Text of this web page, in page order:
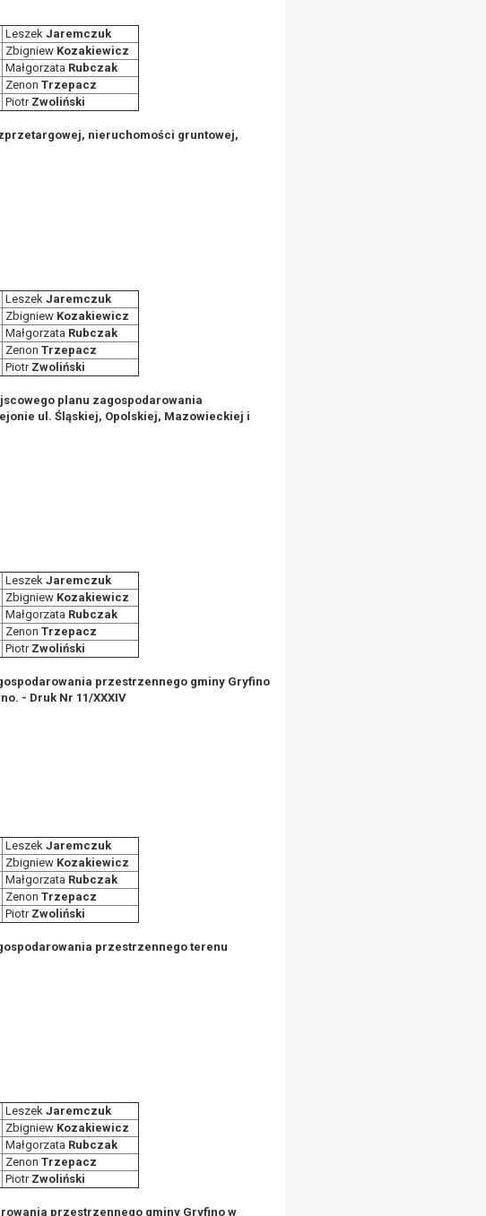
Leszek Jaremczuk
Zbigniew Kozakiewicz
Małgorzata Rubczak
Zenon Trzepacz
Piotr Zwoliński
nieruchomości gruntowej,
Leszek Jaremczuk
Zbigniew Kozakiewicz
Małgorzata Rubczak
Zenon Trzepacz
Piotr Zwoliński
planu zagospodarowania
ul. Śląskiej, Opolskiej, Mazowieckiej i
Leszek Jaremczuk
Zbigniew Kozakiewicz
Małgorzata Rubczak
Zenon Trzepacz
Piotr Zwoliński
przestrzennego gminy Gryfino
- Druk Nr 11/XXXIV
Leszek Jaremczuk
Zbigniew Kozakiewicz
Małgorzata Rubczak
Zenon Trzepacz
Piotr Zwoliński
przestrzennego terenu
Leszek Jaremczuk
Zbigniew Kozakiewicz
Małgorzata Rubczak
Zenon Trzepacz
Piotr Zwoliński
przestrzennego gminy Gryfino w